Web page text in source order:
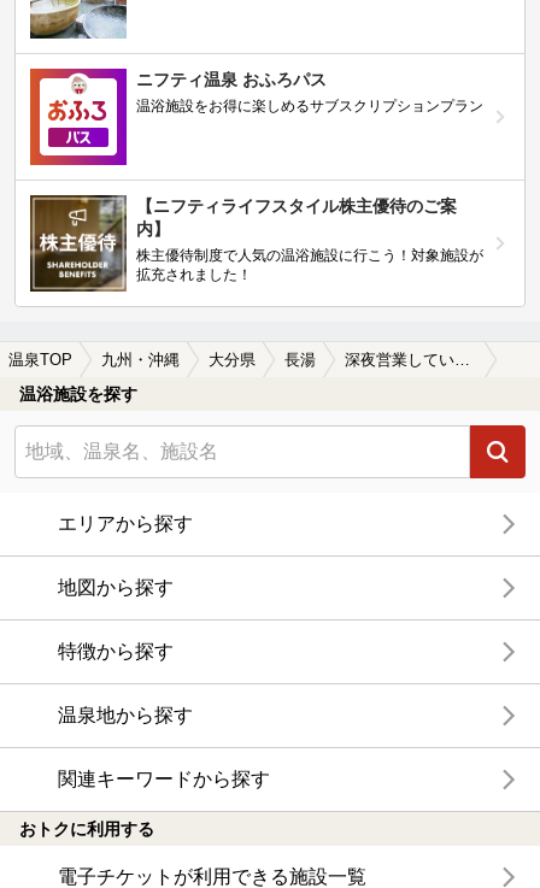
ニフティ温泉 おふろパス
温浴施設をお得に楽しめるサブスクリプションプラン
【ニフティライフスタイル株主優待のご案
内】
株主優待制度で人気の温浴施設に行こう！対象施設が
拡充されました！
温泉TOP 九州・沖縄 大分県 長湯 深夜営業している長湯の温泉、日帰り温泉、スーパー銭湯おすすめ
温浴施設を探す
エリアから探す
地図から探す
特徴から探す
温泉地から探す
関連キーワードから探す
おトクに利用する
電子チケットが利用できる施設一覧